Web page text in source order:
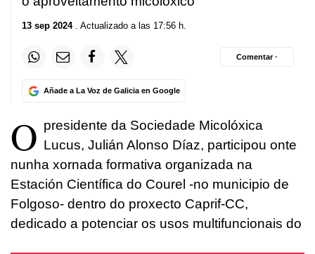
13 sep 2024. Actualizado a las 17:56 h.
Añade a La Voz de Galicia en Google
Comentar ·
O presidente da Sociedade Micolóxica
Lucus, Julián Alonso Díaz, participou onte
nunha xornada formativa organizada na
Estación Científica do Courel -no municipio de
Folgoso- dentro do proxecto Caprif-CC,
dedicado a potenciar os usos multifuncionais do